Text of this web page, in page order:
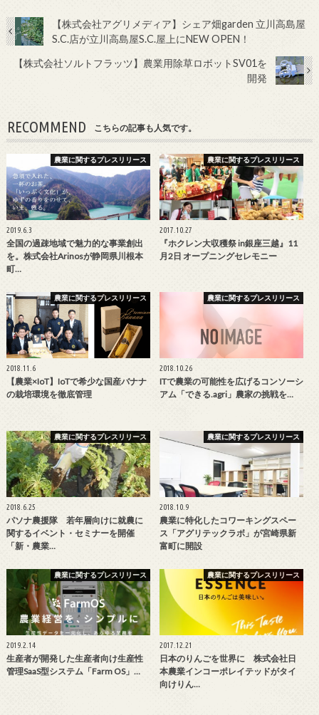
【株式会社アグリメディア】シェア畑garden 立川高島屋
S.C.店が立川高島屋S.C.屋上にNEW OPEN！
【株式会社ソルトフラッツ】農業用除草ロボットSV01を
開発
RECOMMEND こちらの記事も人気です。
農業に関するプレスリリース
2019.6.3
全国の過疎地域で魅力的な事業創出
を。株式会社Arinosが静岡県川根本
町…
農業に関するプレスリリース
2017.10.27
『ホクレン大収穫祭 in銀座三越』11
月2日 オープニングセレモニー
農業に関するプレスリリース
2018.11.6
【農業×IoT】IoTで希少な国産バナナ
の栽培環境を徹底管理
農業に関するプレスリリース
2018.10.26
ITで農業の可能性を広げるコンソーシ
アム「できる.agri」農家の挑戦を…
農業に関するプレスリリース
2018.6.25
パソナ農援隊 若年層向けに就農に
関するイベント・セミナーを開催
「新・農業…
農業に関するプレスリリース
2018.10.9
農業に特化したコワーキングスペー
ス「アグリテックラボ」が宮崎県新
富町に開設
農業に関するプレスリリース
2019.2.14
生産者が開発した生産者向け生産性
管理SaaS型システム「Farm OS」…
農業に関するプレスリリース
2017.12.21
日本のりんごを世界に 株式会社日
本農業インコーポレイテッドがタイ
向けりん…